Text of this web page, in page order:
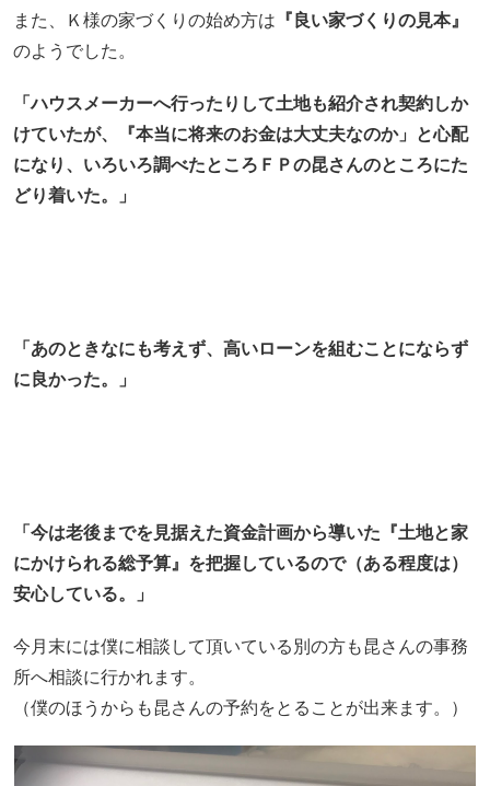
また、Ｋ様の家づくりの始め方は 『良い家づくりの見本』
のようでした。
「ハウスメーカーへ行ったりして土地も紹介され契約しか
けていたが、『本当に将来のお金は大丈夫なのか」と心配
になり、いろいろ調べたところＦＰの昆さんのところにた
どり着いた。」
「あのときなにも考えず、高いローンを組むことにならず
に良かった。」
「今は老後までを見据えた資金計画から導いた『土地と家
にかけられる総予算』を把握しているので（ある程度は）
安心している。」
今月末には僕に相談して頂いている別の方も昆さんの事務
所へ相談に行かれます。
（僕のほうからも昆さんの予約をとることが出来ます。）